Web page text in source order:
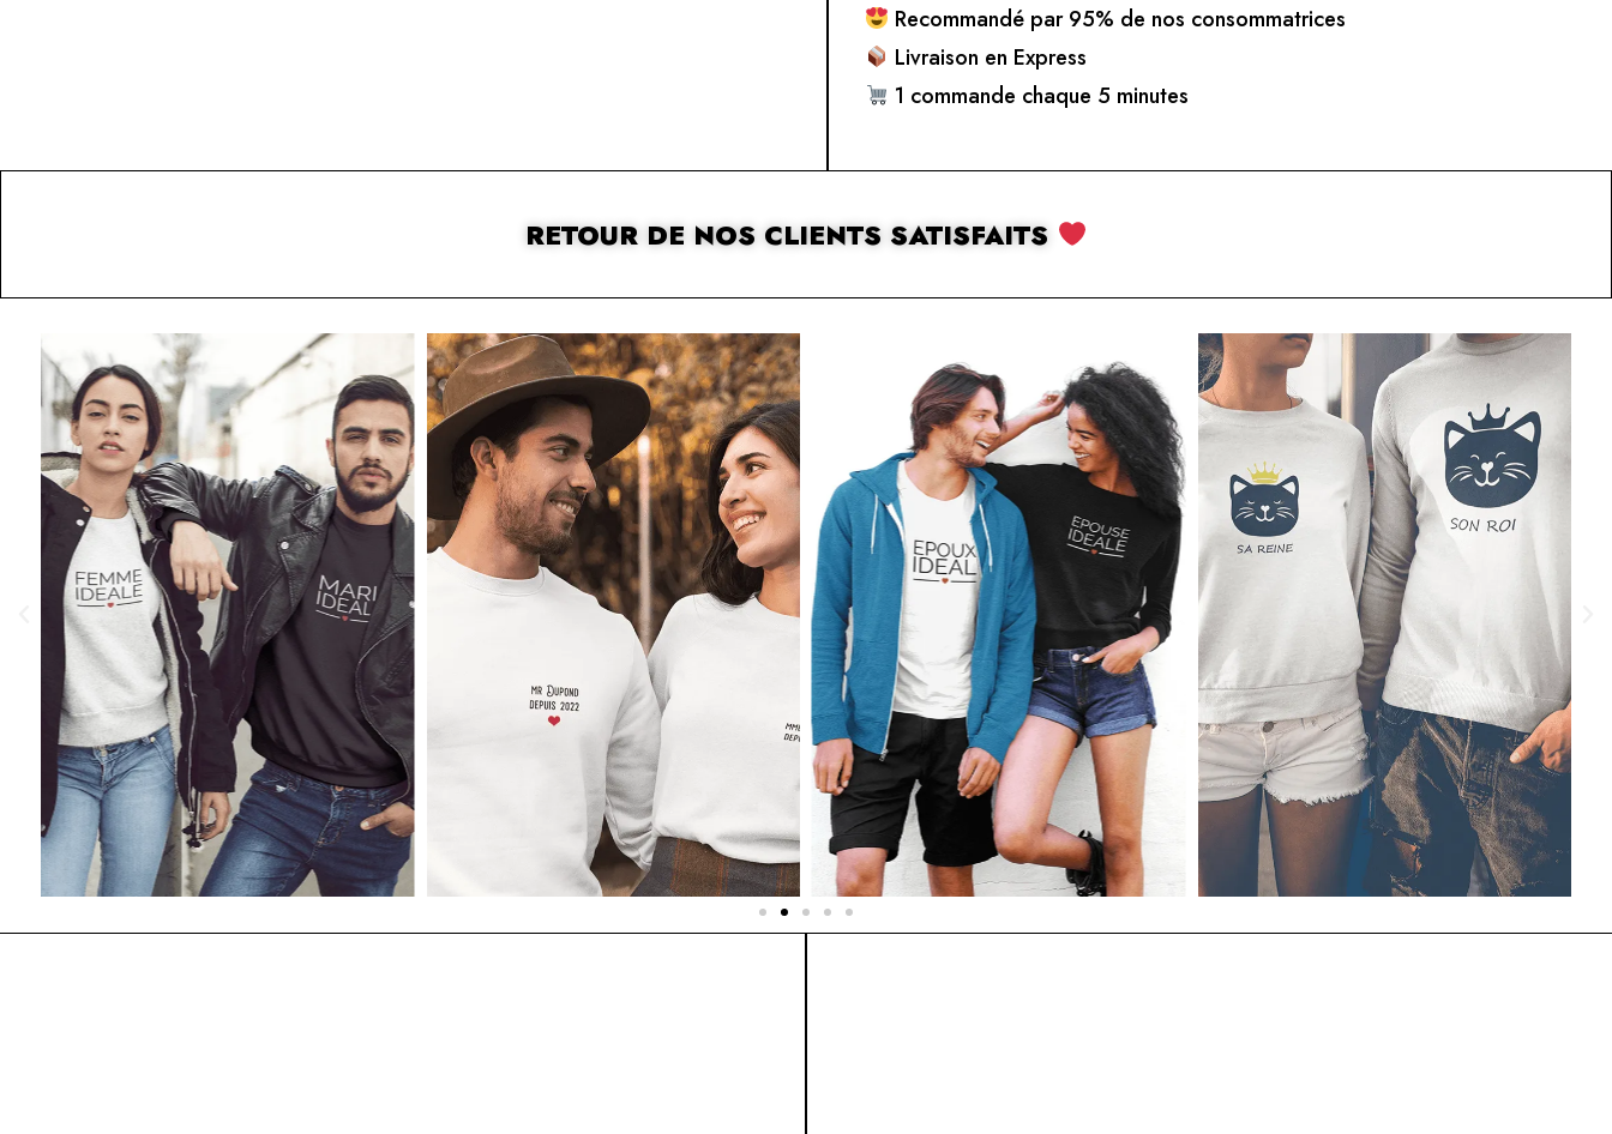
Recommandé par 95% de nos consommatrices
Livraison en Express
1 commande chaque 5 minutes
RETOUR DE NOS CLIENTS SATISFAITS